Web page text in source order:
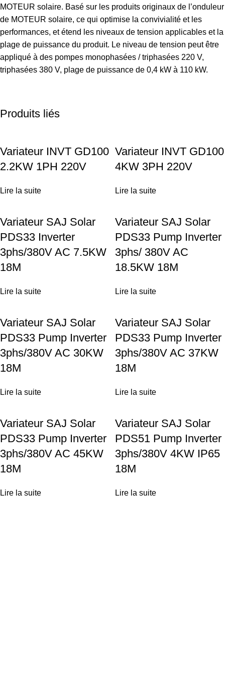
MOTEUR solaire. Basé sur les produits originaux de l’onduleur
de MOTEUR solaire, ce qui optimise la convivialité et les
performances, et étend les niveaux de tension applicables et la
plage de puissance du produit. Le niveau de tension peut être
appliqué à des pompes monophasées / triphasées 220 V,
triphasées 380 V, plage de puissance de 0,4 kW à 110 kW.
Produits liés
Variateur INVT GD100
2.2KW 1PH 220V
Lire la suite
Variateur INVT GD100
4KW 3PH 220V
Lire la suite
Variateur SAJ Solar
PDS33 Inverter
3phs/380V AC 7.5KW
18M
Lire la suite
Variateur SAJ Solar
PDS33 Pump Inverter
3phs/ 380V AC
18.5KW 18M
Lire la suite
Variateur SAJ Solar
PDS33 Pump Inverter
3phs/380V AC 30KW
18M
Lire la suite
Variateur SAJ Solar
PDS33 Pump Inverter
3phs/380V AC 37KW
18M
Lire la suite
Variateur SAJ Solar
PDS33 Pump Inverter
3phs/380V AC 45KW
18M
Lire la suite
Variateur SAJ Solar
PDS51 Pump Inverter
3phs/380V 4KW IP65
18M
Lire la suite